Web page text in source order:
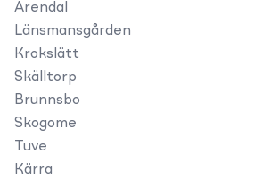
Arendal
Länsmansgården
Krokslätt
Skälltorp
Brunnsbo
Skogome
Tuve
Kärra